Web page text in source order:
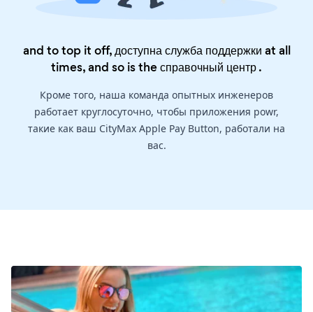
and to top it off, доступна служба поддержки at all
times, and so is theсправочный центр.
Кроме того, наша команда опытных инженеров
работает круглосуточно, чтобы приложения powr,
такие как ваш CityMax Apple Pay Button, работали на
вас.